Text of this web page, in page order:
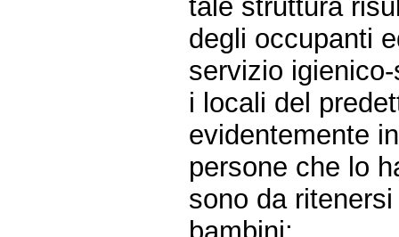
tale struttura
degli occupanti
servizio
i locali del
evidentemente
persone che lo
sono da